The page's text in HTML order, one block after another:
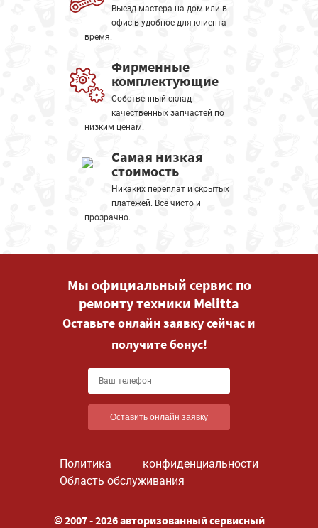
Выезд мастера на дом или в
офис в удобное для клиента
время.
Фирменные
комплектующие
Собственный склад
качественных запчастей по
низким ценам.
Самая низкая
стоимость
Никаких переплат и скрытых
платежей. Всё чисто и
прозрачно.
Мы официальный сервис по
ремонту техники Melitta
Оставьте онлайн заявку сейчас и
получите бонус!
Оставить онлайн заявку
Политика конфиденциальности
Область обслуживания
© 2007 - 2026 авторизованный сервисный